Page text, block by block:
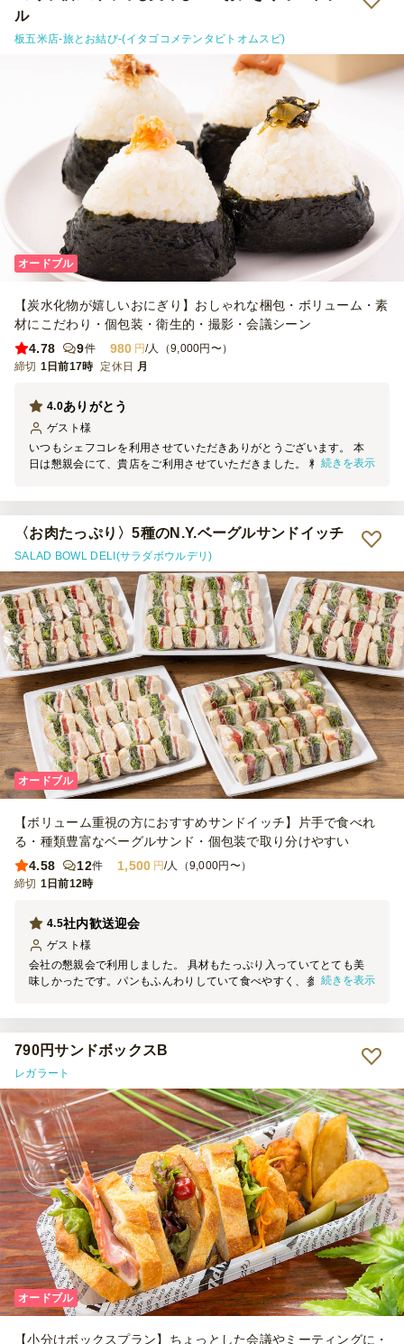
ル
板五米店-旅とお結び-(イタゴコメテンタビトオムスビ)
オードブル
【炭水化物が嬉しいおにぎり】おしゃれな梱包・ボリューム・素
材にこだわり・個包装・衛生的・撮影・会議シーン
4.78
9件 980 円/人（9,000円〜）
締切 1日前17時 定休日 月
ありがとう
4.0
ゲスト 様
いつもシェフコレを利用させていただきありがとうございます。 本
日は懇親会にて、貴店をご利用させていただきました。 料理の見た
続きを表示
〈お肉たっぷり〉5種のN.Y.ベーグルサンドイッチ
SALAD BOWL DELI(サラダボウルデリ)
オードブル
【ボリューム重視の方におすすめサンドイッチ】片手で食べれ
る・種類豊富なベーグルサンド・個包装で取り分けやすい
4.58
12件 1,500 円/人（9,000円〜）
締切 1日前12時
社内歓送迎会
4.5
ゲスト 様
会社の懇親会で利用しました。 具材もたっぷり入っていてとても美
味しかったです。パンもふんわりしていて食べやすく、参加者からも
続きを表示
790円サンドボックスB
レガラート
オードブル
【小分けボックスプラン】ちょっとした会議やミーティングに・